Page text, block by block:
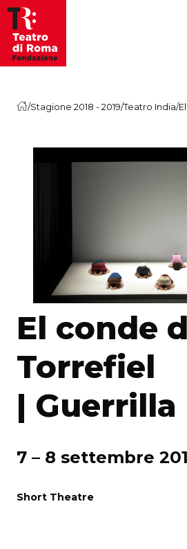
Vai al contenuto
/Stagione 2018 - 2019/Teatro India/
El conde
Torrefiel
| Guerrilla
7 – 8 settembre
Short Theatre